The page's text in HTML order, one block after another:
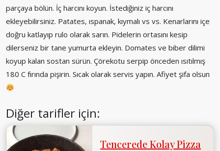
parçaya bölün. İç harcını koyun. İstediğiniz iç harcını
ekleyebilirsiniz. Patates, ıspanak, kıymalı vs vs. Kenarlarını içe
doğru katlayıp rulo olarak sarın. Pidelerin ortasını kesip
dilerseniz bir tane yumurta ekleyin. Domates ve biber dilimi
koyup kalan sostan sürün. Çörekotu serpip önceden ısıtılmış
180 C fırında pişirin. Sıcak olarak servis yapın. Afiyet şifa olsun
Diğer tarifler için:
Tencerede Kolay Pizza